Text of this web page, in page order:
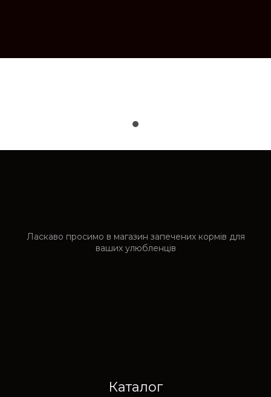
Ласкаво просимо в магазин запечених кормів для
ваших улюбленців
Каталог